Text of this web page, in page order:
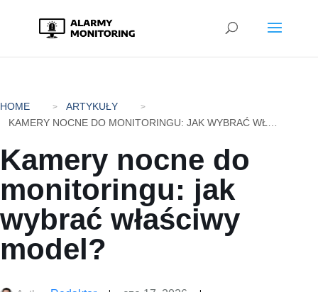
HOME
ARTYKUŁY
Kamery nocne do
monitoringu: jak
wybrać właściwy
model?